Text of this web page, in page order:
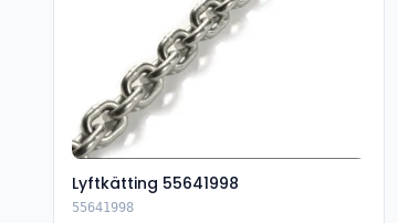
Lyftkätting 55641998
55641998